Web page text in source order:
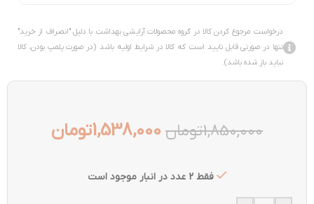
درخواست مرجوع کردن کالا در گروه محصولات آرایشی بهداشت با دلیل "انصراف از خرید"
تنها در صورتی قابل تایید است که کالا در شرایط اولیه باشد (در صورت پلمپ بودن، کالا
نباید باز شده باشد).
1,850,000تومان 1,538,000تومان
فقط 2 عدد در انبار موجود است